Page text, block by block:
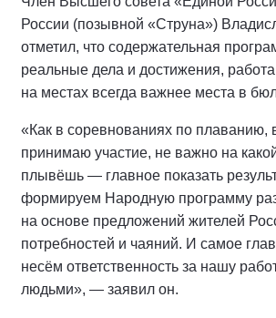
России (позывной «Струна»)
отметил, что содержательная
реальные дела и достижения,
на местах всегда важнее места в
«Как в соревнованиях по плаванию,
принимаю участие, не важно на
плывёшь — главное показать
формируем Народную программу
на основе предложений жителей
потребностей и чаяний. И самое
несём ответственность за нашу
людьми», — заявил он.